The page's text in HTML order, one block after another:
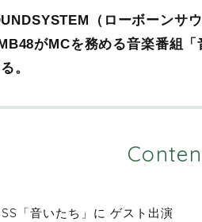
（ローボーンサ
がMCを務める音楽番組
。
「音いたち」に ゲスト出演